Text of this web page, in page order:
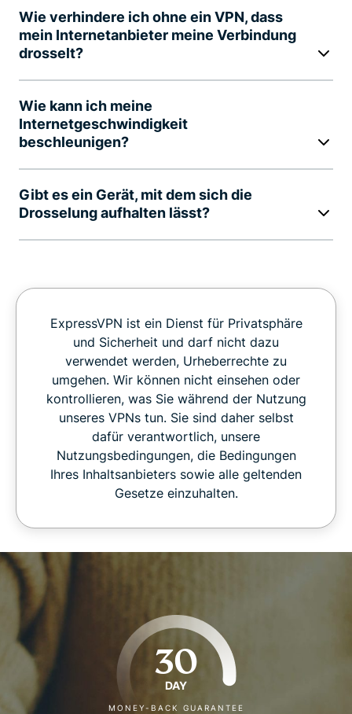
Wie verhindere ich ohne ein VPN, dass
mein Internetanbieter meine Verbindung
drosselt?
Wie kann ich meine
Internetgeschwindigkeit
beschleunigen?
Gibt es ein Gerät, mit dem sich die
Drosselung aufhalten lässt?
ExpressVPN ist ein Dienst für Privatsphäre
und Sicherheit und darf nicht dazu
verwendet werden, Urheberrechte zu
umgehen. Wir können nicht einsehen oder
kontrollieren, was Sie während der Nutzung
unseres VPNs tun. Sie sind daher selbst
dafür verantwortlich, unsere
Nutzungsbedingungen, die Bedingungen
Ihres Inhaltsanbieters sowie alle geltenden
Gesetze einzuhalten.
30
DAY
MONEY-BACK GUARANTEE